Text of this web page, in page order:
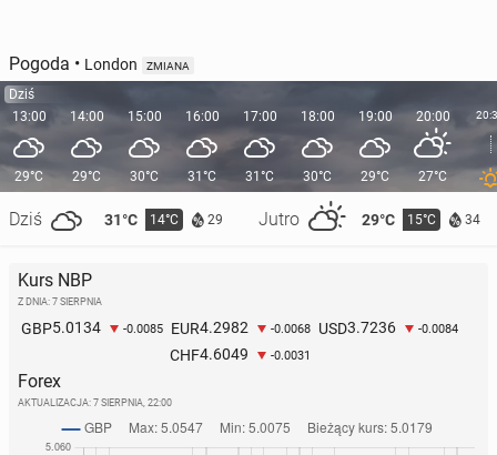
Pogoda • London ZMIANA
Dziś
13:00
29°C
Dziś 31°C 14°C 29 Jutro 29°C 15°C 34
14:00
29°C
15:00
30°C
16:00
31°C
17:00
31°C
18:00
30°C
19:00
29°C
20:00
27°C
Kurs NBP
Z DNIA: 7 SIERPNIA
GBP5.0134 -0.0085 EUR4.2982 -0.0068 USD3.7236 -0.0084
CHF4.6049 -0.0031
Forex
AKTUALIZACJA: 7 SIERPNIA, 22:00